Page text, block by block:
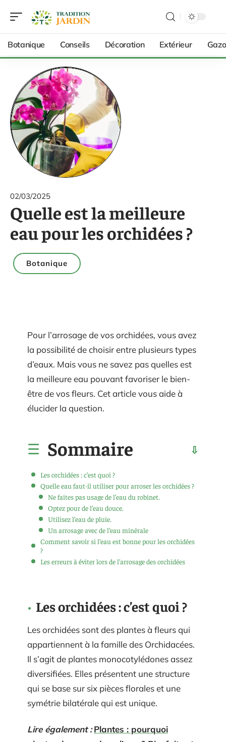
Botanique Conseils Décoration Extérieur
02/03/2025
Quelle est la meilleure
eau pour les orchidées ?
Botanique
Pour l’arrosage de vos orchidées, vous avez
la possibilité de choisir entre plusieurs types
d’eaux. Mais vous ne savez pas quelles est
la meilleure eau pouvant favoriser le bien-
être de vos fleurs. Cet article vous aide à
élucider la question.
Sommaire
Les orchidées : c’est quoi ?
Quelle eau faut-il utiliser pour arroser les orchidées ?
Ne faites pas usage de l’eau du robinet.
Optez pour de l’eau douce.
Utilisez l’eau de pluie.
Un arrosage avec de l’eau minérale
Comment savoir si l’eau est bonne pour les orchidées
?
Les erreurs à éviter lors de l’arrosage des orchidées
Les orchidées : c’est quoi ?
Les orchidées sont des plantes à fleurs qui
appartiennent à la famille des Orchidacées.
Il s’agit de plantes monocotylédones assez
diversifiées. Elles présentent une structure
qui se base sur six pièces florales et une
symétrie bilatérale qui est unique.
Lire également : Plantes : pourquoi